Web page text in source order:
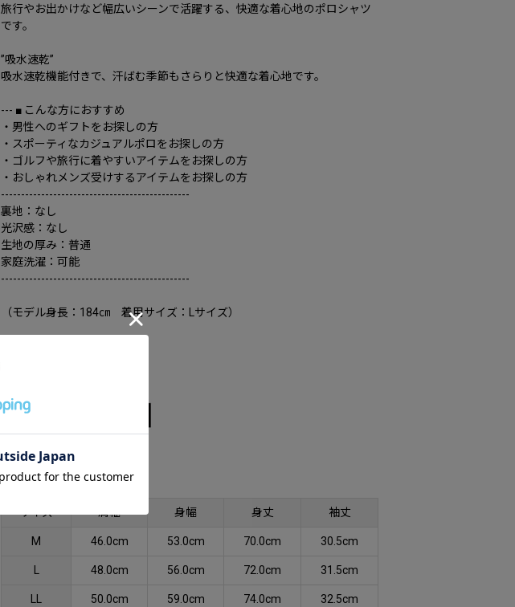
旅行やお出かけなど幅広いシーンで活躍する、快適な着心地のポロシャツ
です。
”吸水速乾”
吸水速乾機能付きで、汗ばむ季節もさらりと快適な着心地です。
--- ■ こんな方におすすめ
・男性へのギフトをお探しの方
・スポーティなカジュアルポロをお探しの方
・ゴルフや旅行に着やすいアイテムをお探しの方
・おしゃれメンズ受けするアイテムをお探しの方
-----------------------------------------------
裏地：なし
光沢感：なし
生地の厚み：普通
家庭洗濯：可能
-----------------------------------------------
（モデル身長：184㎝ 着用サイズ：Lサイズ）
サイズ
肩幅 身幅 身丈 袖丈
M 46.0cm 53.0cm 70.0cm 30.5cm
L 48.0cm 56.0cm 72.0cm 31.5cm
LL 50.0cm 59.0cm 74.0cm 32.5cm